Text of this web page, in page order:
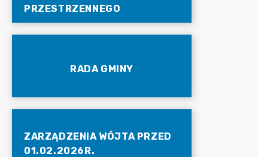
PRZESTRZENNEGO
RADA GMINY
ZARZĄDZENIA WÓJTA PRZED
01.02.2026R.